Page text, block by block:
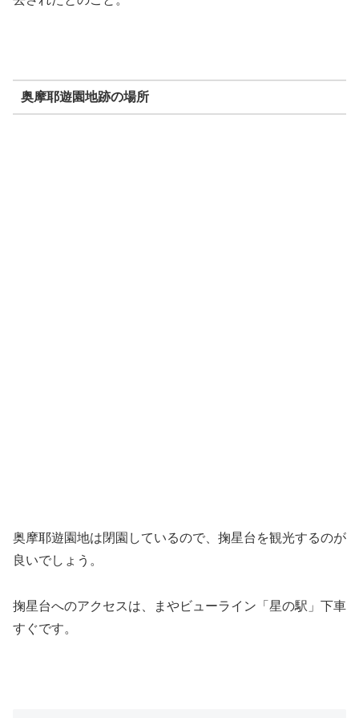
奥摩耶遊園地跡の場所
奥摩耶遊園地は閉園しているので、掬星台を観光するのが
良いでしょう。
掬星台へのアクセスは、まやビューライン「星の駅」下車
すぐです。